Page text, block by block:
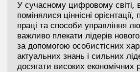
У сучасному цифровому світі,
помінялися ціннісні
праці та способи управління
важливо плекати лідерів
за допомогою особистісних
актуальних знань і сильних
досягати високих економічних